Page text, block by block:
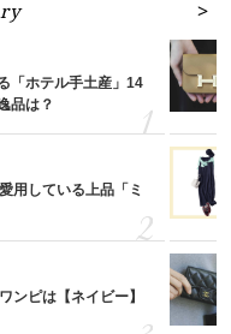
「ホテル手土産」14
品は？
用している上品「ミ
ンピは【ネイビー】